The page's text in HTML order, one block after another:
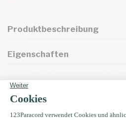
Produktbeschreibung
Eigenschaften
Oft zusammen gekauft mit
Paracord nadel 7,7CM